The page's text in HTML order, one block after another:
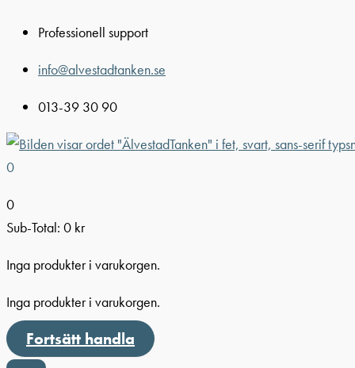
innehåll
Professionell support
info@alvestadtanken.se
013-39 30 90
0
0
Sub-Total: 0 kr
Inga produkter i varukorgen.
Inga produkter i varukorgen.
Fortsätt handla